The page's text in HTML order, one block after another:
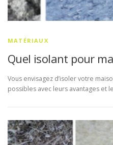
MATÉRIAUX
Quel isolant pour
Vous envisagez d’isoler votre
possibles avec leurs avantages et